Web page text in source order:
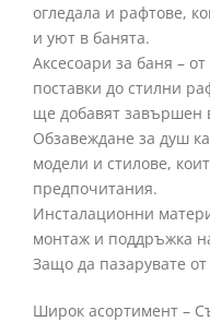
огледала и рафтове,
и уют в банята.
Аксесоари за баня –
поставки до стилни
ще добавят завършен
Обзавеждане за душ
модели и стилове,
предпочитания.
Инсталационни
монтаж и поддръжка
Защо да пазарувате от
Широк асортимент –